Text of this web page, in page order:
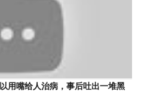
用嘴给人治病，事后吐出一堆黑